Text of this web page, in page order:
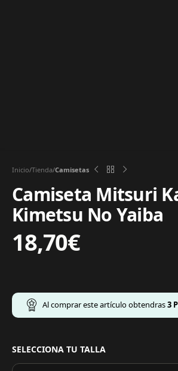
Inicio Tienda Camisetas
Camiseta Mitsuri
Kimetsu No Yaiba
18,70€
Al comprar este artículo obtendras3
SELECCIONA TU TALLA